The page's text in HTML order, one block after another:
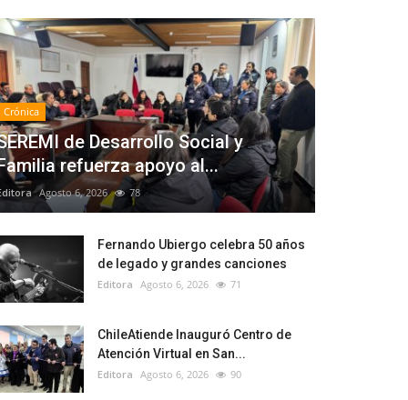
Crónica
de Desarrollo Social y
refuerza apoyo al...
Agosto 6, 2026 78
Fernando Ubiergo celebra 50 años
de legado y grandes canciones
Editora Agosto 6, 2026 71
ChileAtiende Inauguró Centro de
Atención Virtual en San...
Editora Agosto 6, 2026 90